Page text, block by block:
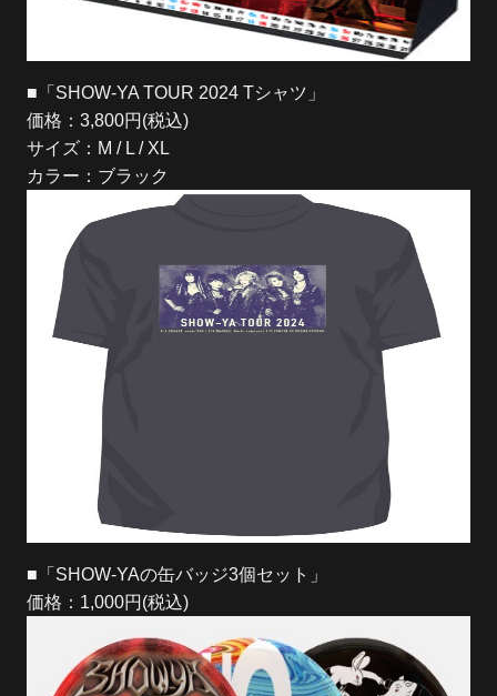
■「SHOW-YA TOUR 2024 Tシャツ」
価格：3,800円(税込)
サイズ：M / L / XL
カラー：ブラック
■「SHOW-YAの缶バッジ3個セット」
価格：1,000円(税込)